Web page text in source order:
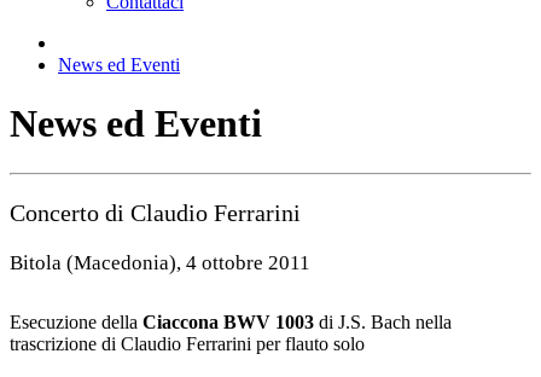
News ed Eventi
News ed Eventi
Concerto di Claudio Ferrarini
Bitola (Macedonia), 4 ottobre 2011
Esecuzione della Ciaccona BWV 1003 di J.S. Bach nella
trascrizione di Claudio Ferrarini per flauto solo